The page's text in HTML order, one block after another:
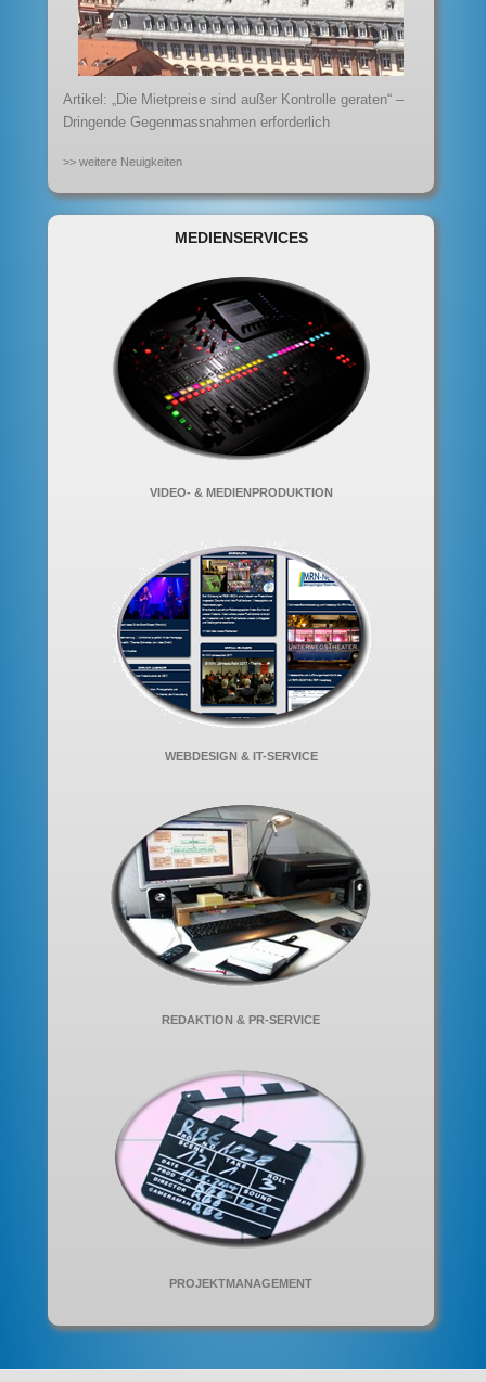
Artikel: „Die Mietpreise sind außer Kontrolle geraten“ –
Dringende Gegenmassnahmen erforderlich
>> weitere Neuigkeiten
MEDIENSERVICES
VIDEO- & MEDIENPRODUKTION
WEBDESIGN & IT-SERVICE
REDAKTION & PR-SERVICE
PROJEKTMANAGEMENT